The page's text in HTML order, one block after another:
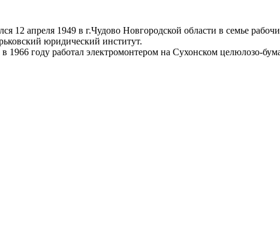
апреля 1949 в г.Чудово Новгородской области в семье
юридический институт.
году работал электромонтером на Сухонском целюлозо-